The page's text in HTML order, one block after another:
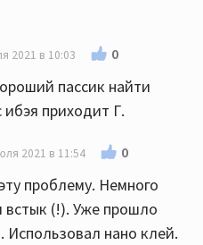
2021 в 10:03 0
пассик найти
приходит Г.
2021 в 11:54 0
проблему. Немного
встык (!). Уже прошло
Использовал нано клей.